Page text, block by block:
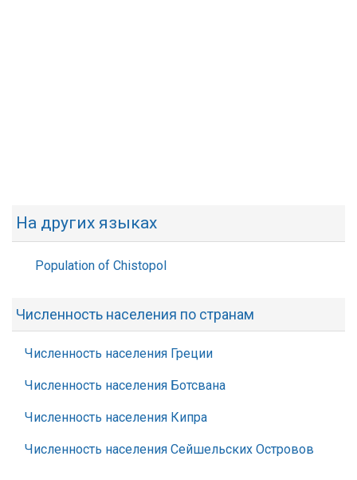
На других языках
Population of Chistopol
Численность населения по странам
Численность населения Греции
Численность населения Ботсвана
Численность населения Кипра
Численность населения Сейшельских Островов